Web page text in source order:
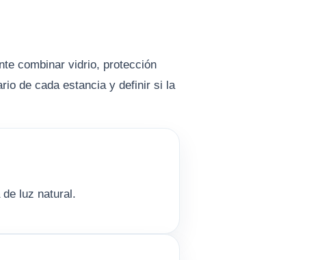
combinar vidrio, protección
de cada estancia y definir si la
luz natural.